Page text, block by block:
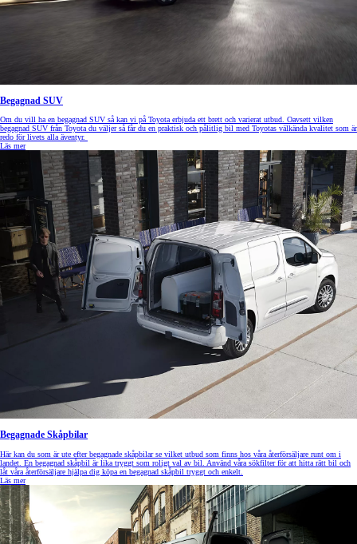
Begagnad SUV
Om du vill ha en begagnad SUV så kan vi på Toyota erbjuda ett brett och varierat utbud. Oavsett vilken
begagnad SUV från Toyota du väljer så får du en praktisk och pålitlig bil med Toyotas välkända kvalitet som är
redo för livets alla äventyr.
Läs mer
Begagnade Skåpbilar
Här kan du som är ute efter begagnade skåpbilar se vilket utbud som finns hos våra återförsäljare runt om i
landet. En begagnad skåpbil är lika tryggt som roligt val av bil. Använd våra sökfilter för att hitta rätt bil och
låt våra återförsäljare hjälpa dig köpa en begagnad skåpbil tryggt och enkelt.
Läs mer